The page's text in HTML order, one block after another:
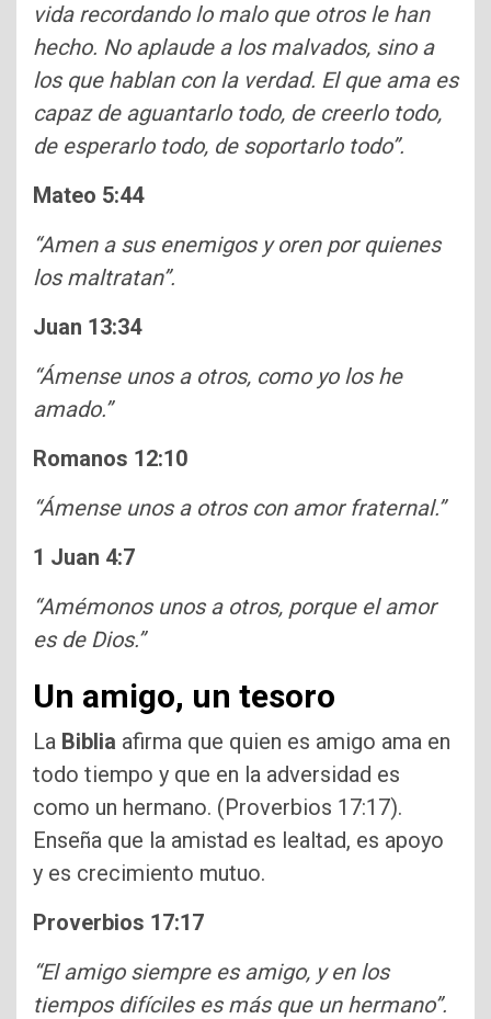
vida recordando lo malo que otros le han
hecho. No aplaude a los malvados, sino a
los que hablan con la verdad. El que ama es
capaz de aguantarlo todo, de creerlo todo,
de esperarlo todo, de soportarlo todo”.
Mateo 5:44
“Amen a sus enemigos y oren por quienes
los maltratan”.
Juan 13:34
“Ámense unos a otros, como yo los he
amado.”
Romanos 12:10
“Ámense unos a otros con amor fraternal.”
1 Juan 4:7
“Amémonos unos a otros, porque el amor
es de Dios.”
Un amigo, un tesoro
La Biblia afirma que quien es amigo ama en
todo tiempo y que en la adversidad es
como un hermano. (Proverbios 17:17).
Enseña que la amistad es lealtad, es apoyo
y es crecimiento mutuo.
Proverbios 17:17
“El amigo siempre es amigo, y en los
tiempos difíciles es más que un hermano”.